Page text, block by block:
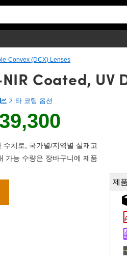
Convex (DCX) Lenses
Coated, UV
기타 코팅 옵션
to adjust the quantity.
치로, 국가별/지역별 실재고
가능 수량은 장바구니에 제품
제